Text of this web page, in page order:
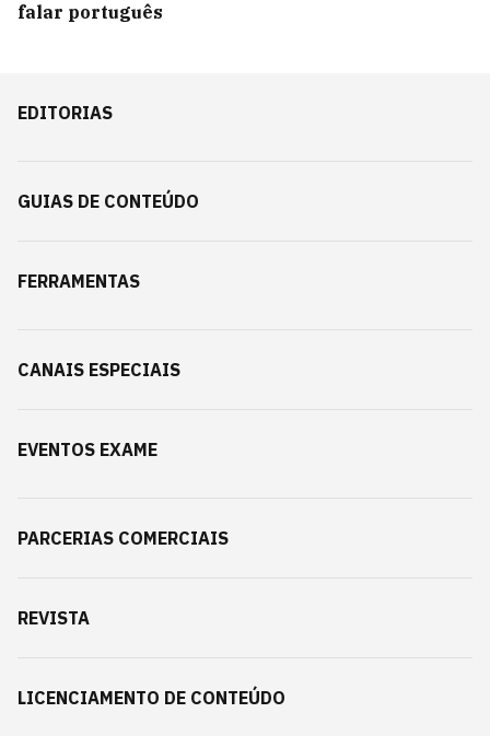
falar português
EDITORIAS
GUIAS DE CONTEÚDO
FERRAMENTAS
CANAIS ESPECIAIS
EVENTOS EXAME
PARCERIAS COMERCIAIS
REVISTA
LICENCIAMENTO DE CONTEÚDO